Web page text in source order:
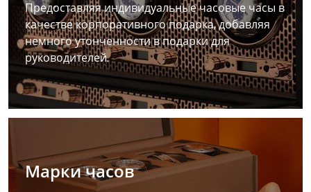
Предоставляя индивидуальные часовые часы в
качестве корпоративного подарка, добавляя
немного утонченности в подарки для
руководителей.
Марки часов